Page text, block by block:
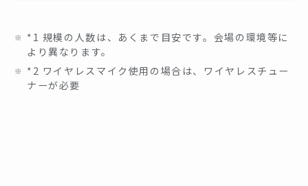
*1 規模の人数は、あくまで目安です。会場の環境等に
より異なります。
*2 ワイヤレスマイク使用の場合は、ワイヤレスチュー
ナーが必要